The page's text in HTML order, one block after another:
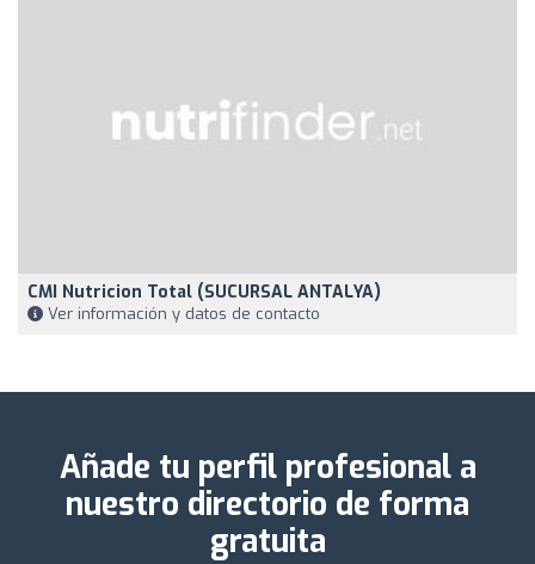
CMI Nutricion Total (SUCURSAL ANTALYA)
Ver información y datos de contacto
Añade tu perfil profesional a
nuestro directorio de forma
gratuita